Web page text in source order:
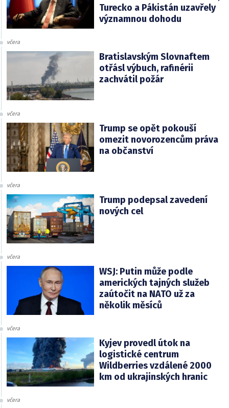
Turecko a Pákistán uzavřely
významnou dohodu
včera
Bratislavským Slovnaftem
otřásl výbuch, rafinérii
zachvátil požár
včera
Trump se opět pokouší
omezit novorozencům práva
na občanství
včera
Trump podepsal zavedení
nových cel
včera
WSJ: Putin může podle
amerických tajných služeb
zaútočit na NATO už za
několik měsíců
včera
Kyjev provedl útok na
logistické centrum
Wildberries vzdálené 2000
km od ukrajinských hranic
včera